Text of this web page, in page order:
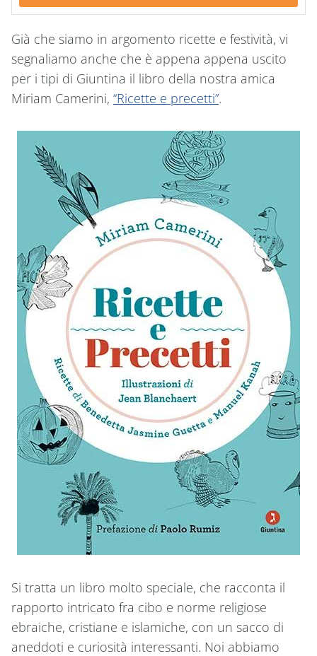
Già che siamo in argomento ricette e festività, vi
segnaliamo anche che è appena appena uscito
per i tipi di Giuntina il libro della nostra amica
Miriam Camerini, “Ricette e precetti”.
Si tratta un libro molto speciale, che racconta il
rapporto intricato fra cibo e norme religiose
ebraiche, cristiane e islamiche, con un sacco di
aneddoti e curiosità interessanti. Noi abbiamo